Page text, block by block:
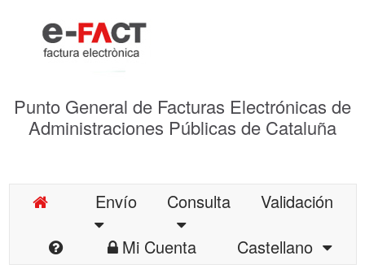
Punto General de Facturas Electrónicas de
Administraciones Públicas de Cataluña
Envío Consulta
Validación
Mi Cuenta
Castellano